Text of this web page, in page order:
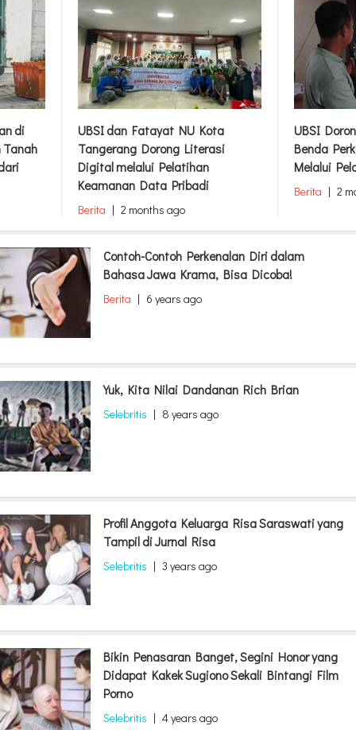
di
Tanah
UBSI dan Fatayat NU Kota
Tangerang Dorong Literasi
Digital melalui Pelatihan
Keamanan Data Pribadi
Berita | 2 months ago
UBSI
Benda
Melalui
Berita | 2
Contoh-Contoh Perkenalan Diri dalam
Bahasa Jawa Krama, Bisa Dicoba!
Berita | 6 years ago
Yuk, Kita Nilai Dandanan Rich Brian
Selebritis | 8 years ago
Profil Anggota Keluarga Risa Saraswati yang
Tampil di Jurnal Risa
Selebritis | 3 years ago
Bikin Penasaran Banget, Segini Honor yang
Didapat Kakek Sugiono Sekali Bintangi Film
Porno
Selebritis | 4 years ago